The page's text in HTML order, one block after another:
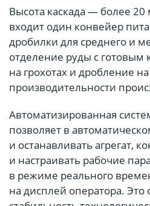
Высота каскада — более 20
входит один конвейер
дробилки для среднего и
отделение руды с готовым
на грохотах и дробление
производительности
Автоматизированная
позволяет в
и останавливать агрегат,
и настраивать рабочие
в режиме реального
на дисплей оператора. Это